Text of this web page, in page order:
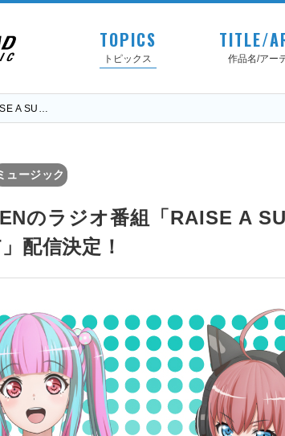
TOPICS
トピックス
TITLE/
作品名/アー
A SU…
ュージック
のラジオ番組「RAISE A
配信決定！